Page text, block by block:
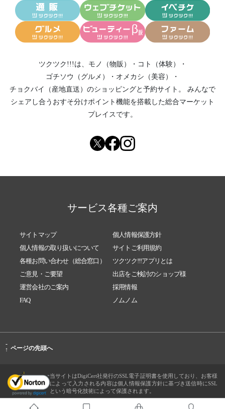
ツクツク!!!は、 モノ（物販） ・ コト（体験）
・
ゴチソウ（グルメ）
・ オメカシ（美容）
・
チョクバイ（産地直送） のショッピングと予約サイト。
みんなで
シェアし合う おすそ分けポイント機能を搭載した総合マーケット
プレイスです。
サービス各種ご案内
サイトマップ
個人情報保護方針
個人情報の取り扱いについて
サイトご利用規約
各種お問い合わせ（総合窓口）
ツクツク!!!アプリとは
ご意見・ご要望
出店をご検討のショップ様
運営会社のご案内
採用情報
FAQ
ノムノム
-
↑ ページの先頭へ
当サイトはDigiCert社発行のSSL電子証明書を使用しており、お客様
によって入力される内容は個人情報保護方針に基づき送信時にSSL
という暗号化技術によって保護されます。